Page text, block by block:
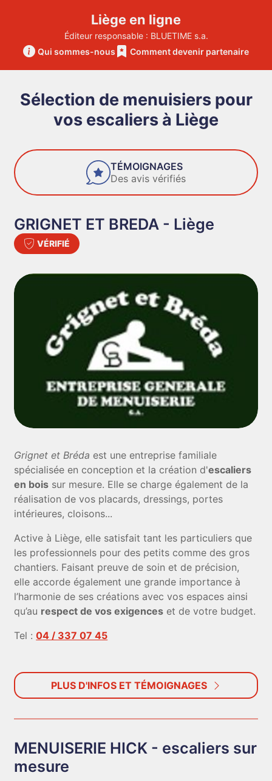
Liège en ligne
Éditeur responsable : BLUETIME s.a.
Qui sommes-nous
Comment devenir partenaire
Sélection de menuisiers pour
vos escaliers à Liège
FIABILITÉ
Des entreprises de confiance
GRIGNET ET BREDA - Liège
VÉRIFIÉ
Grignet et Bréda est une entreprise familiale
spécialisée en conception et la création d'escaliers
en bois sur mesure. Elle se charge également de la
réalisation de vos placards, dressings, portes
intérieures, cloisons...
Active à Liège, elle satisfait tant les particuliers que
les professionnels pour des petits comme des gros
chantiers. Faisant preuve de soin et de précision,
elle accorde également une grande importance à
l’harmonie de ses créations avec vos espaces ainsi
qu’au respect de vos exigences et de votre budget.
Tel :04 / 337 07 45
PLUS D'INFOS ET TÉMOIGNAGES
MENUISERIE HICK - escaliers sur
mesure